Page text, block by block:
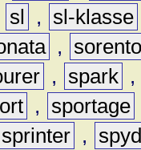
sl , sl-klasse
,
, spark ,
, sportage
sprinter ,